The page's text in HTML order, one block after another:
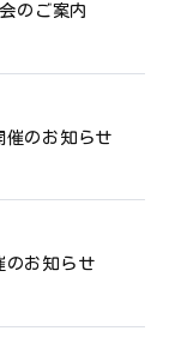
のご案内
催のお知らせ
のお知らせ